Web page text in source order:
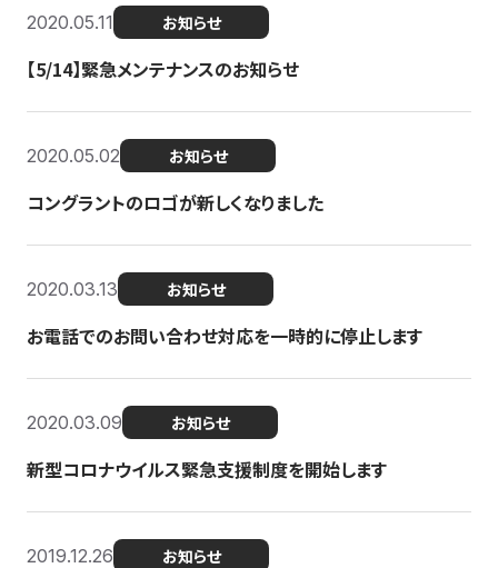
2020.05.11 お知らせ
【5/14】緊急メンテナンスのお知らせ
2020.05.02 お知らせ
コングラントのロゴが新しくなりました
2020.03.13 お知らせ
お電話でのお問い合わせ対応を一時的に停止します
2020.03.09 お知らせ
新型コロナウイルス緊急支援制度を開始します
2019.12.26 お知らせ